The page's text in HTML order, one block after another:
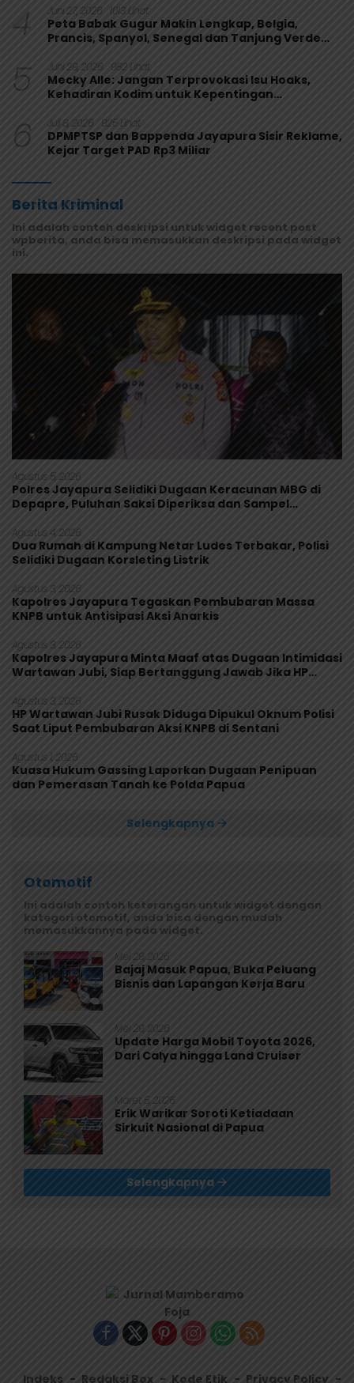
4 Juni 27, 2026 1013 Lihat
Peta Babak Gugur Makin Lengkap, Belgia,
Prancis, Spanyol, Senegal dan Tanjung Verde
5 Juni 29, 2026 982 Lihat
Mecky Alle: Jangan Terprovokasi Isu Hoaks,
Kehadiran Kodim untuk Kepentingan
6 Juli 8, 2026 925 Lihat
DPMPTSP dan Bappenda Jayapura Sisir Reklame,
Kejar Target PAD Rp3 Miliar
Berita Kriminal
Ini adalah contoh deskripsi untuk widget recent post
wpberita, anda bisa memasukkan deskripsi pada widget
ini.
Agustus 5, 2026
Polres Jayapura Selidiki Dugaan Keracunan MBG di
Depapre, Puluhan Saksi Diperiksa dan Sampel
Agustus 4, 2026
Dua Rumah di Kampung Netar Ludes Terbakar, Polisi
Selidiki Dugaan Korsleting Listrik
Agustus 3, 2026
Kapolres Jayapura Tegaskan Pembubaran Massa
KNPB untuk Antisipasi Aksi Anarkis
Agustus 3, 2026
Kapolres Jayapura Minta Maaf atas Dugaan Intimidasi
Wartawan Jubi, Siap Bertanggung Jawab Jika HP
Agustus 3, 2026
HP Wartawan Jubi Rusak Diduga Dipukul Oknum Polisi
Saat Liput Pembubaran Aksi KNPB di Sentani
Agustus 1, 2026
Kuasa Hukum Gassing Laporkan Dugaan Penipuan
dan Pemerasan Tanah ke Polda Papua
Selengkapnya
Otomotif
Ini adalah contoh keterangan untuk widget dengan
kategori otomotif, anda bisa dengan mudah
memasukkannya pada widget.
Mei 29, 2026
Bajaj Masuk Papua, Buka Peluang
Bisnis dan Lapangan Kerja Baru
Mei 29, 2026
Update Harga Mobil Toyota 2026,
Dari Calya hingga Land Cruiser
Maret 5, 2026
Erik Warikar Soroti Ketiadaan
Sirkuit Nasional di Papua
Selengkapnya
Indeks Redaksi Box Kode Etik Privacy Policy